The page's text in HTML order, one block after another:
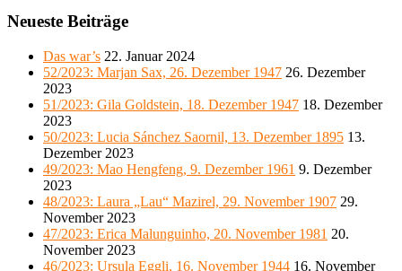
Neueste Beiträge
Das war’s 22. Januar 2024
52/2023: Marjan Sax, 26. Dezember 1947 26. Dezember
2023
51/2023: Gila Goldstein, 18. Dezember 1947 18. Dezember
2023
50/2023: Lucia Sánchez Saornil, 13. Dezember 1895 13.
Dezember 2023
49/2023: Mao Hengfeng, 9. Dezember 1961 9. Dezember
2023
48/2023: Laura „Lau“ Mazirel, 29. November 1907 29.
November 2023
47/2023: Erica Malunguinho, 20. November 1981 20.
November 2023
46/2023: Ursula Eggli, 16. November 1944 16. November